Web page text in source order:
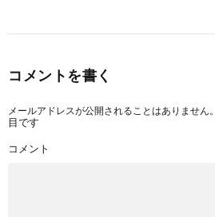
コメントを書く
メールアドレスが公開されることはありません。
目です
コメント